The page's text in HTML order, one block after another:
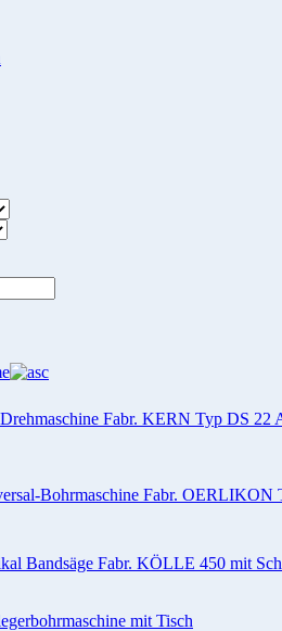
Fabr. KERN Typ DS 22
Bohrmaschine Fabr. OERLIKON
Bandsäge Fabr. KÖLLE 450 mit
mit Tisch